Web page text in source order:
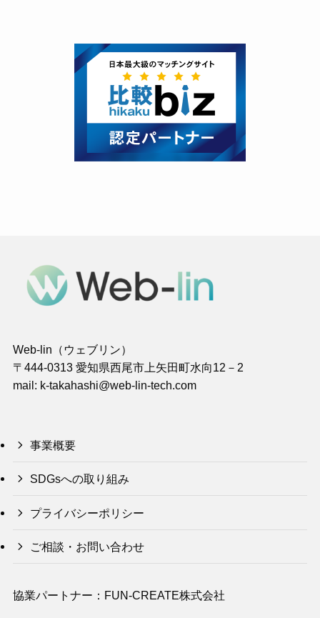
Web-lin（ウェブリン）
〒444-0313 愛知県西尾市上矢田町水向12－2
mail: k-takahashi@web-lin-tech.com
事業概要
SDGsへの取り組み
プライバシーポリシー
ご相談・お問い合わせ
協業パートナー：FUN-CREATE株式会社